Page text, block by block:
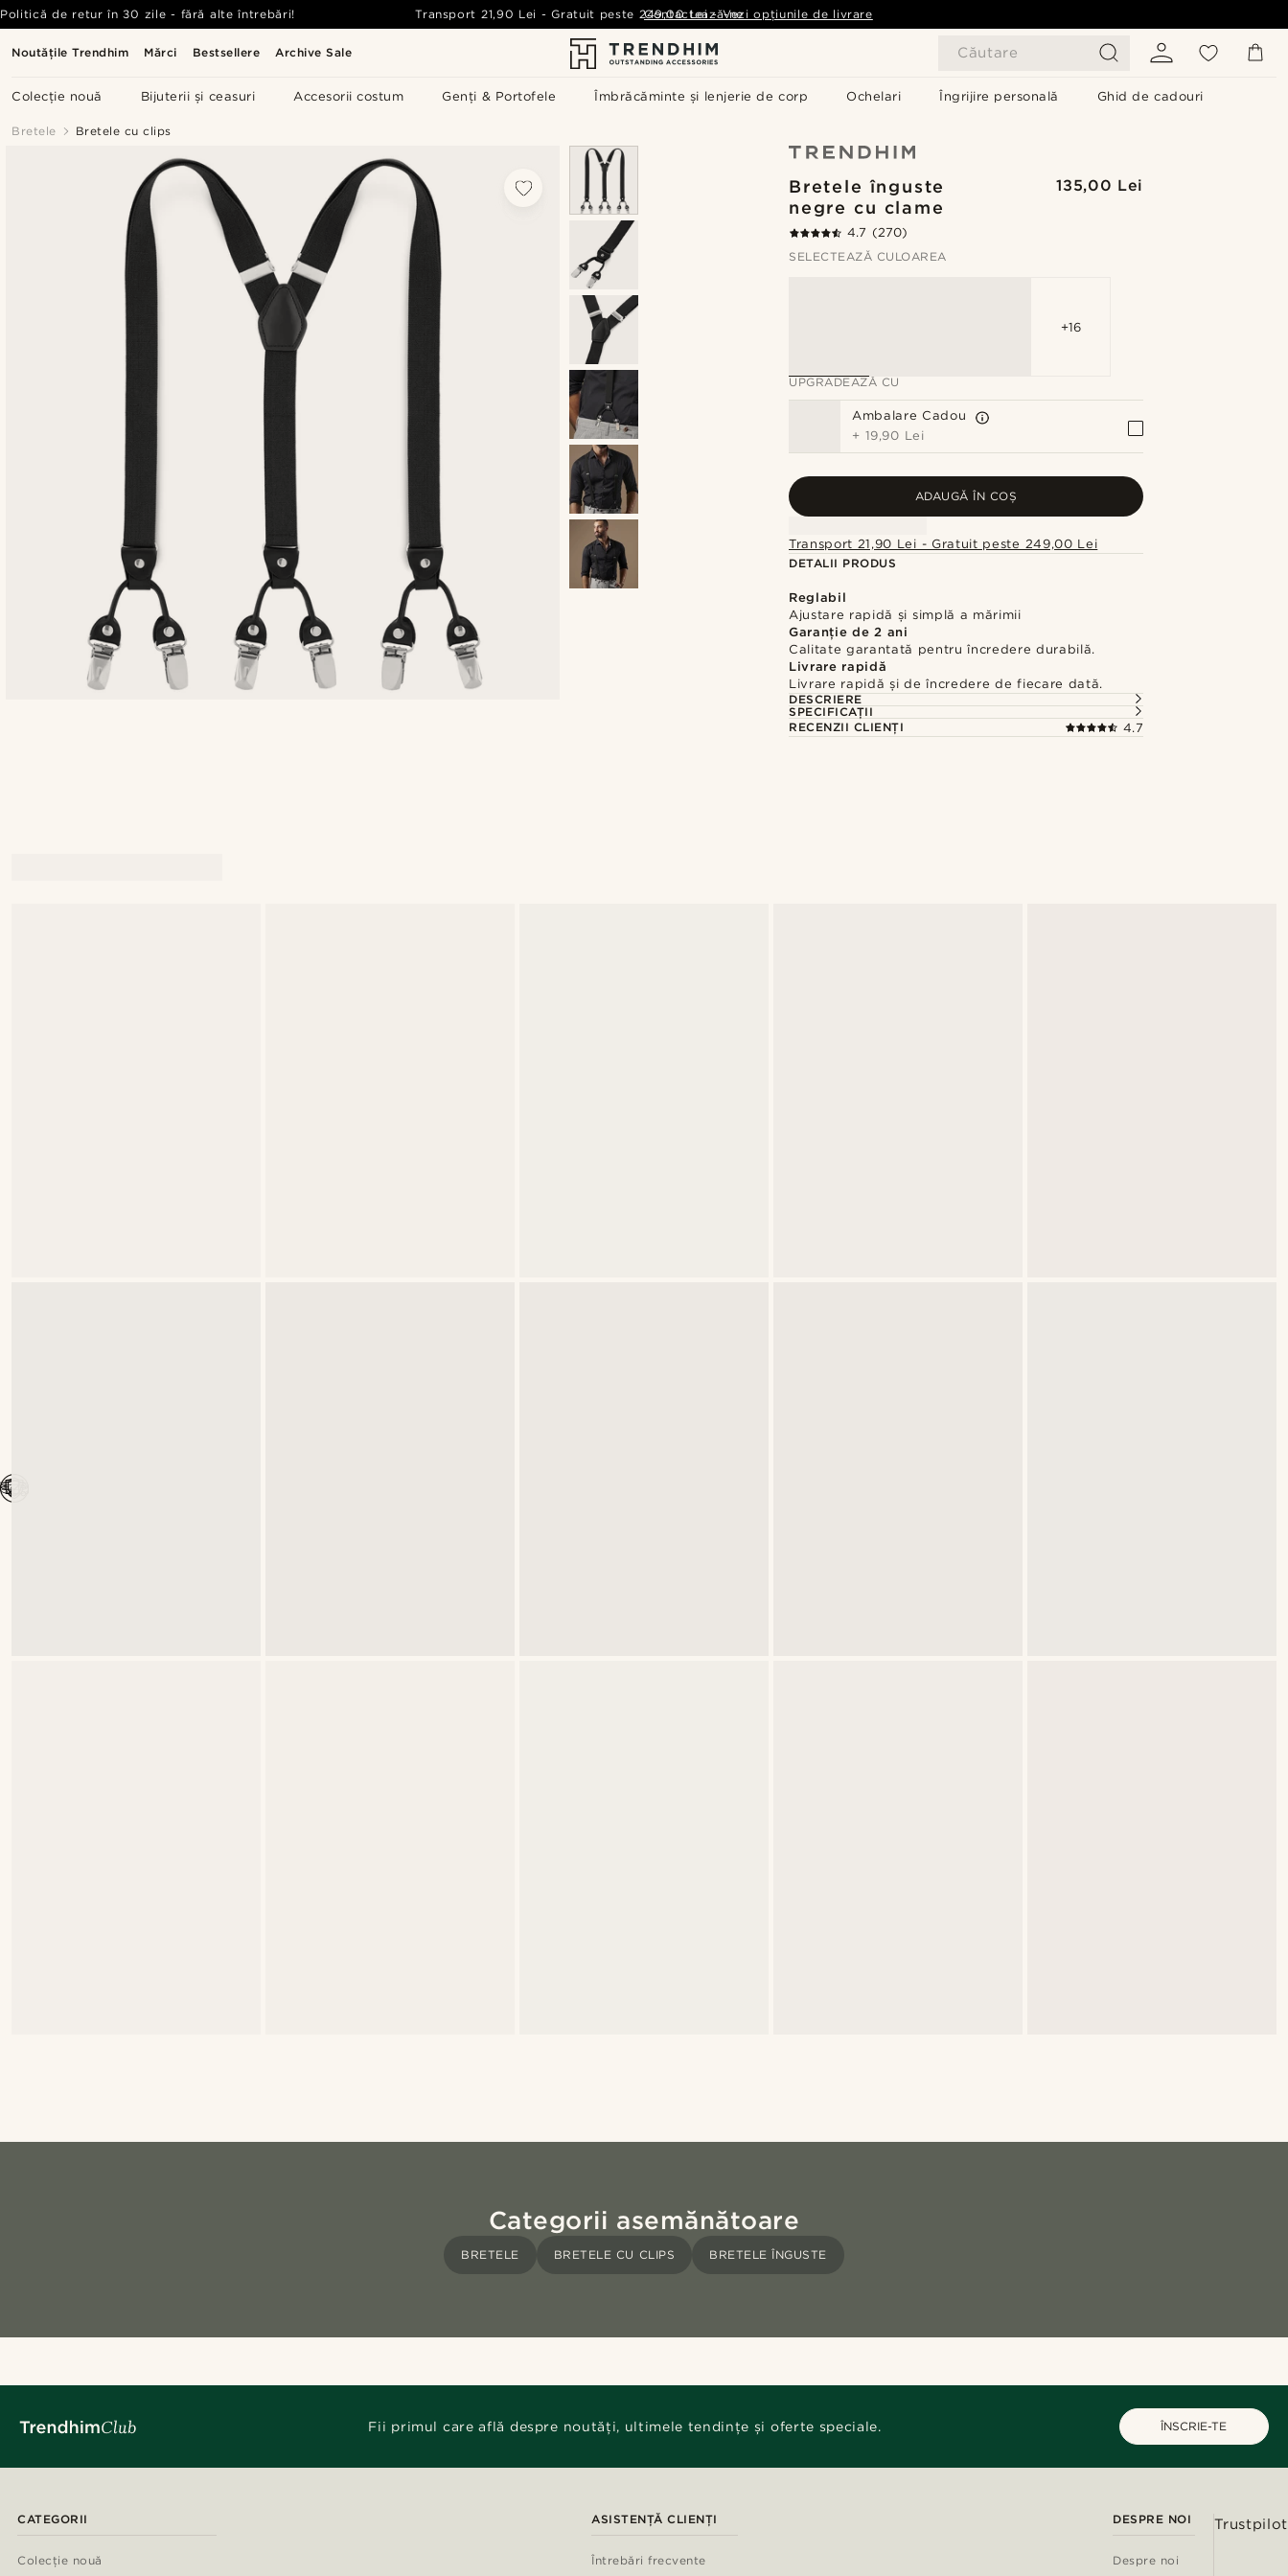
Noutățile Trendhim Mărci Bestsellere Archive Sale Căutare
Colecție nouă Bijuterii și ceasuri Accesorii costum Genți & Portofele Îmbrăcăminte și lenjerie de corp Ochelari Îngrijire personală Ghid de cadouri
Politică de retur în 30 zile - fără alte întrebări! Transport 21,90 Lei -Gratuit peste 249,00 Lei - Vezi opțiunile de livrare
Contactează-ne
Bretele Bretele cu clips
Bretele înguste
negre cu clame
135,00 Lei
4.7 (270)
SELECTEAZĂ CULOAREA
+16
UPGRADEAZĂ CU
Ambalare Cadou
+ 19,90 Lei
ADAUGĂ ÎN COȘ
Transport 21,90 Lei - Gratuit peste 249,00 Lei
DETALII PRODUS
Reglabil
Ajustare rapidă și simplă a mărimii
Garanție de 2 ani
Calitate garantată pentru încredere durabilă.
Livrare rapidă
Livrare rapidă și de încredere de fiecare dată.
DESCRIERE
SPECIFICAȚII
RECENZII CLIENȚI
4.7
Categorii asemănătoare
BRETELE BRETELE CU CLIPS BRETELE ÎNGUSTE
Fii primul care află despre noutăți, ultimele tendințe și oferte speciale. ÎNSCRIE-TE
CATEGORII
Colecție nouă
ASISTENȚĂ CLIENȚI
Întrebări frecvente
DESPRE NOI
Despre noi
Trustpilot